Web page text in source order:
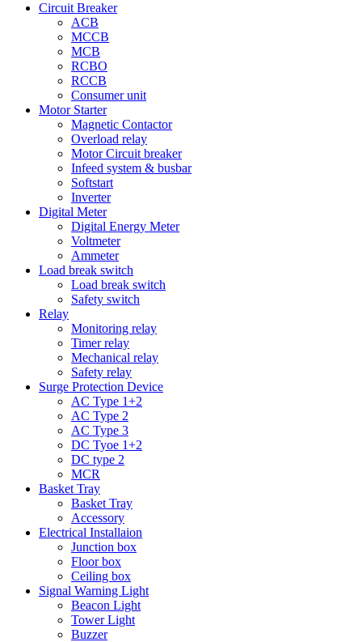
Circuit Breaker
ACB
MCCB
MCB
RCBO
RCCB
Consumer unit
Motor Starter
Magnetic Contactor
Overload relay
Motor Circuit breaker
Infeed system & busbar
Softstart
Inverter
Digital Meter
Digital Energy Meter
Voltmeter
Ammeter
Load break switch
Load break switch
Safety switch
Relay
Monitoring relay
Timer relay
Mechanical relay
Safety relay
Surge Protection Device
AC Type 1+2
AC Type 2
AC Type 3
DC Tyoe 1+2
DC type 2
MCR
Basket Tray
Basket Tray
Accessory
Electrical Installaion
Junction box
Floor box
Ceiling box
Signal Warning Light
Beacon Light
Tower Light
Buzzer